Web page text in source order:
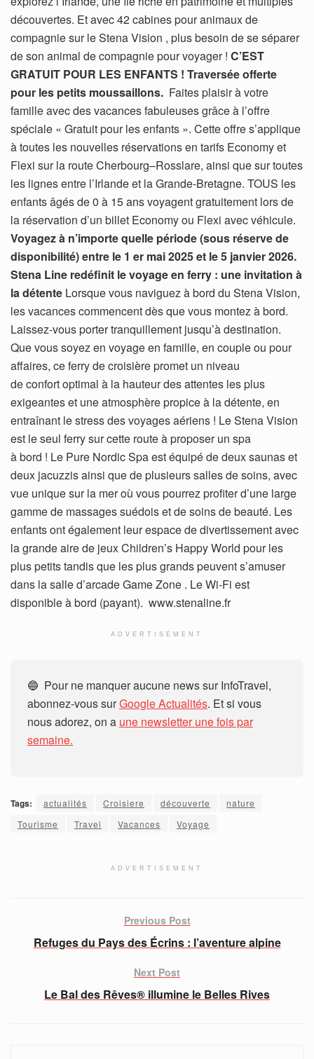
découvertes. Et avec 42 cabines pour animaux de
compagnie sur le Stena Vision , plus besoin de se séparer
de son animal de compagnie pour voyager ! C’EST
GRATUIT POUR LES ENFANTS ! Traversée offerte
pour les petits moussaillons. Faites plaisir à votre
famille avec des vacances fabuleuses grâce à l’offre
spéciale « Gratuit pour les enfants ». Cette offre s’applique
à toutes les nouvelles réservations en tarifs Economy et
Flexi sur la route Cherbourg–Rosslare, ainsi que sur toutes
les lignes entre l’Irlande et la Grande-Bretagne. TOUS les
enfants âgés de 0 à 15 ans voyagent gratuitement lors de
la réservation d’un billet Economy ou Flexi avec véhicule.
Voyagez à n’importe quelle période (sous réserve de
disponibilité) entre le 1 er mai 2025 et le 5 janvier 2026.
Stena Line redéfinit le voyage en ferry : une invitation à
la détente Lorsque vous naviguez à bord du Stena Vision,
les vacances commencent dès que vous montez à bord.
Laissez-vous porter tranquillement jusqu’à destination.
Que vous soyez en voyage en famille, en couple ou pour
affaires, ce ferry de croisière promet un niveau
de confort optimal à la hauteur des attentes les plus
exigeantes et une atmosphère propice à la détente, en
entraînant le stress des voyages aériens ! Le Stena Vision
est le seul ferry sur cette route à proposer un spa
à bord ! Le Pure Nordic Spa est équipé de deux saunas et
deux jacuzzis ainsi que de plusieurs salles de soins, avec
vue unique sur la mer où vous pourrez profiter d’une large
gamme de massages suédois et de soins de beauté. Les
enfants ont également leur espace de divertissement avec
la grande aire de jeux Children’s Happy World pour les
plus petits tandis que les plus grands peuvent s’amuser
dans la salle d’arcade Game Zone . Le Wi-Fi est
disponible à bord (payant). www.stenaline.fr
ADVERTISEMENT
🔵 Pour ne manquer aucune news sur InfoTravel,
abonnez-vous surGoogle Actualités. Et si vous
nous adorez, on a une newsletter une fois par
semaine.
Tags: actualités Croisiere découverte
nature
Tourisme
Travel Vacances Voyage
ADVERTISEMENT
Previous Post
Refuges du Pays des Écrins : l’aventure alpine
Next Post
Le Bal des Rêves® illumine le Belles Rives